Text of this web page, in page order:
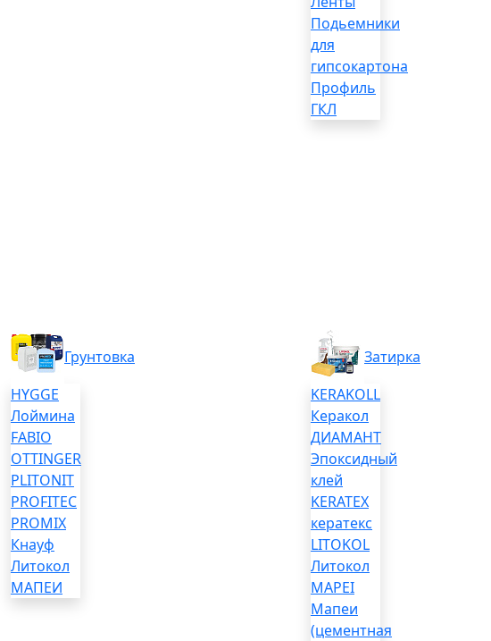
Подьемники
для
гипсокартона
Профиль
ГКЛ
Грунтовка
HYGGE
Лоймина
FABIO
OTTINGER
PLITONIT
PROFITEC
PROMIX
Кнауф
Литокол
МАПЕИ
Затирка
KERAKOLL
Керакол
ДИАМАНТ
Эпоксидный
клей
KERATEX
кератекс
LITOKOL
Литокол
MAPEI
Мапеи
(цементная